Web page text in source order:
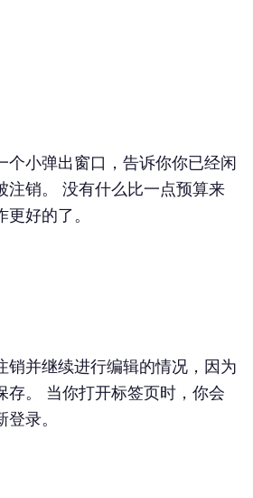
个小弹出窗口，告诉你你已经闲
注销。 没有什么比一点预算来
好的了。
销并继续进行编辑的情况，因为
存。 当你打开标签页时，你会
录。